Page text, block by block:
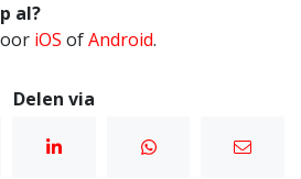
al?
iOS ofAndroid.
Delen via